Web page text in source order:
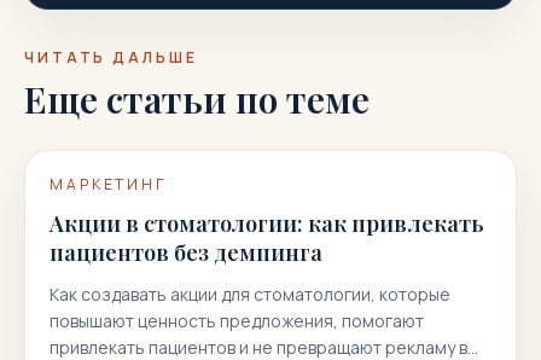
ЧИТАТЬ ДАЛЬШЕ
Еще статьи по теме
МАРКЕТИНГ
Акции в стоматологии: как привлекать
пациентов без демпинга
Как создавать акции для стоматологии, которые
повышают ценность предложения, помогают
привлекать пациентов и не превращают рекламу в